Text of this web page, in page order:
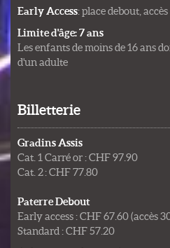
Early Access: place debout,
Limite d'âge: 7 ans
Les enfants de moins de 16 ans
d'un adulte
Billetterie
Gradins Assis
Cat. 1 Carré or : CHF 97.90
Cat. 2 : CHF 77.80
Paterre Debout
Early access : CHF 67.60 (accès
Standard : CHF 57.20